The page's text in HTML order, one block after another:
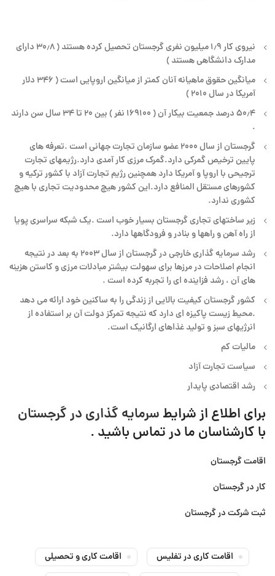
نیروی کار ۱٫۹ میلیون نفری گرجستان تحصیل کرده هستند ( ۳۰٫۸ دارای
مدارک دانشگاهی هستند )
میانگین حقوق ماهیانه آنان کمتر از میانگین اروپایی است ( ۳۴۶ دلار
آمریکا در سال ۲۰۱۰ )
۵۰٫۴ درصد جمعیت بیکار آن ( ۱۶۹۱۰۰ نفر ) بین ۲۰ تا ۳۴ سال سن دارند
.
گرجستان از سال ۲۰۰۰ عضو سازمان تجارت جهانی است .تعرفه های
پایین ترخیص گمرکی دارد.گمرک مرزی کار آمدی دارد.رژیمهای تجارت
ترجیحی با اروپا و آمریکا دارد همچنین رژیم تجارت آزاد با کشور ترکیه و
کشورهای مستقل المنافع دارد.این کشور هیچ محدودیت تجاری با هیچ
کشوری ندارد.
زیر ساختهای تجاری گرجستان بسیار خوب است .یک شبکه سراسری پویا
از راه آهن و راهها و بنادر و فرودگاهها دارد.
رشد سرمایه گذاری خارجی در گرجستان از سال ۲۰۰۳ به بعد در نتیجه
انجام اصلاحات در مرزها برای سهولت بیشتر مبادلات مرزی و کاستن هزینه
های آن ، رشد فزاینده ای را تجربه کرده است .
کشور گرجستان کیفیت بالایی از زندگی را به ساکنین خود ارائه می دهد
.محیط زیست پاکیزه ای دارد که نتیجه تمرکز دولت آن بر استفاده از
انرژیهای سبز و تولید غذاهای ارگانیک است.
مالیات کم
سیاست تجارت آزاد
رشد اقتصادی پایدار
برای اطلاع از شرایط سرمایه گذاری در گرجستان
با کارشناسان ما در تماس باشید .
اقامت گرجستان
کار در گرجستان
ثبت شرکت در گرجستان
اقامت کاری در تفلیس
اقامت کاری و تحصیلی